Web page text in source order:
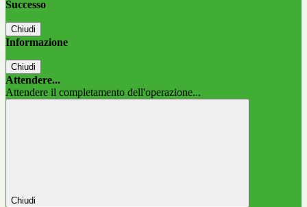
Successo
Chiudi
Informazione
Chiudi
Attendere...
Attendere il completamento dell'operazione...
Chiudi